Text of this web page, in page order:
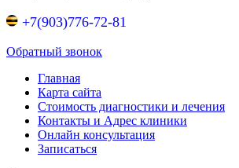
+7(903)776-72-81
Обратный звонок
Главная
Карта сайта
Стоимость диагностики и лечения
Контакты и Адрес клиники
Онлайн консультация
Записаться